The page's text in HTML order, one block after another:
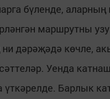
бүленде,
маршрутны
дәрәҗәдә көчле,
Уенда
үткәрелде. Барлык